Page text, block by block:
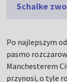
Schalke
Po najlepszym
pasmo
Manchesterem
przynosi, o tyle